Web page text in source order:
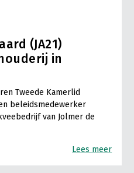
(JA21)
in
Tweede Kamerlid
beleidsmedewerker
van Jolmer de
Lees meer